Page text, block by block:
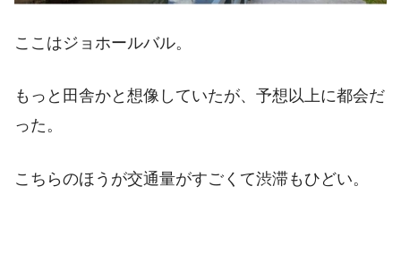
ここはジョホールバル。
もっと田舎かと想像していたが、予想以上に都会だ
った。
こちらのほうが交通量がすごくて渋滞もひどい。